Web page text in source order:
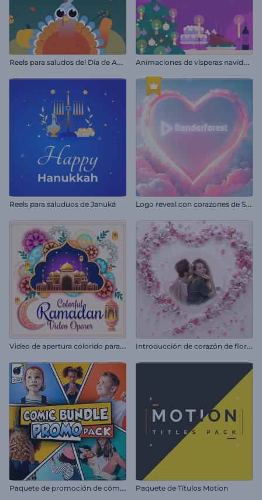
R
eels para saludos del Día de Acción de Gracias A
nimaciones de vísperas navideñas
Reels para saluduos de Januká L
ogo reveal con corazones de San Valentín
V
ideo de apertura colorido para Ramadán I
ntroducción de corazón de flores para San Valentín
P
aquete de promoción de cómics Paquete de Títulos Motion